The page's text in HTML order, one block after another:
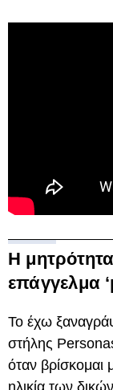
Η
επάγγελμα
Το έχω
στήλης
όταν βρίσκομαι